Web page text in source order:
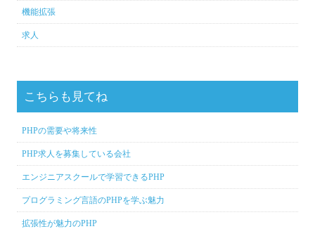
機能拡張
求人
こちらも見てね
PHPの需要や将来性
PHP求人を募集している会社
エンジニアスクールで学習できるPHP
プログラミング言語のPHPを学ぶ魅力
拡張性が魅力のPHP